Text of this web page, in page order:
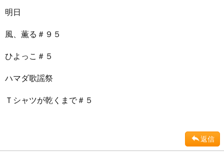
明日
風、薫る＃９５
ひよっこ＃５
ハマダ歌謡祭
Ｔシャツが乾くまで＃５
返信